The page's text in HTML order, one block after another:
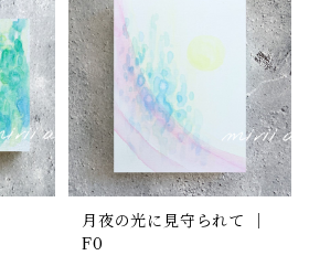
月夜の光に見守られて ｜
F0